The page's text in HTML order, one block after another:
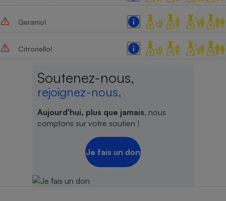
Geraniol
Citronellol
Soutenez-nous,
rejoignez-nous,
Aujourd'hui, plus que jamais, nous
comptons sur votre soutien !
Je fais un don